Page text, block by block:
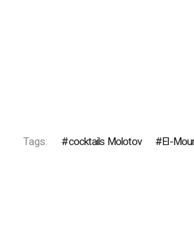
Tags: cocktails Molotov El-